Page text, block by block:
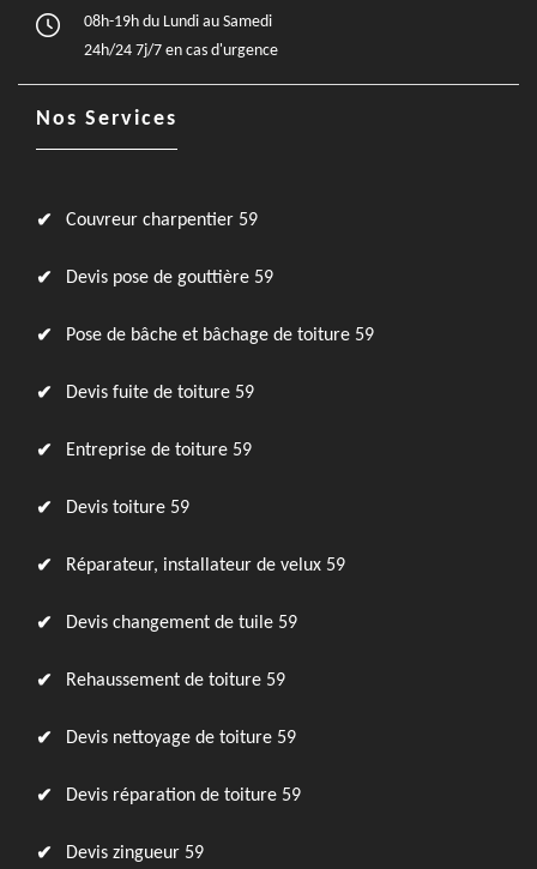
08h-19h du Lundi au Samedi
24h/24 7j/7 en cas d'urgence
Nos Services
Couvreur charpentier 59
Devis pose de gouttière 59
Pose de bâche et bâchage de toiture 59
Devis fuite de toiture 59
Entreprise de toiture 59
Devis toiture 59
Réparateur, installateur de velux 59
Devis changement de tuile 59
Rehaussement de toiture 59
Devis nettoyage de toiture 59
Devis réparation de toiture 59
Devis zingueur 59